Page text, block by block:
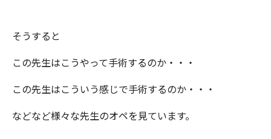
そうすると
この先生はこうやって手術するのか・・・
この先生はこういう感じで手術するのか・・・
などなど様々な先生のオペを見ています。